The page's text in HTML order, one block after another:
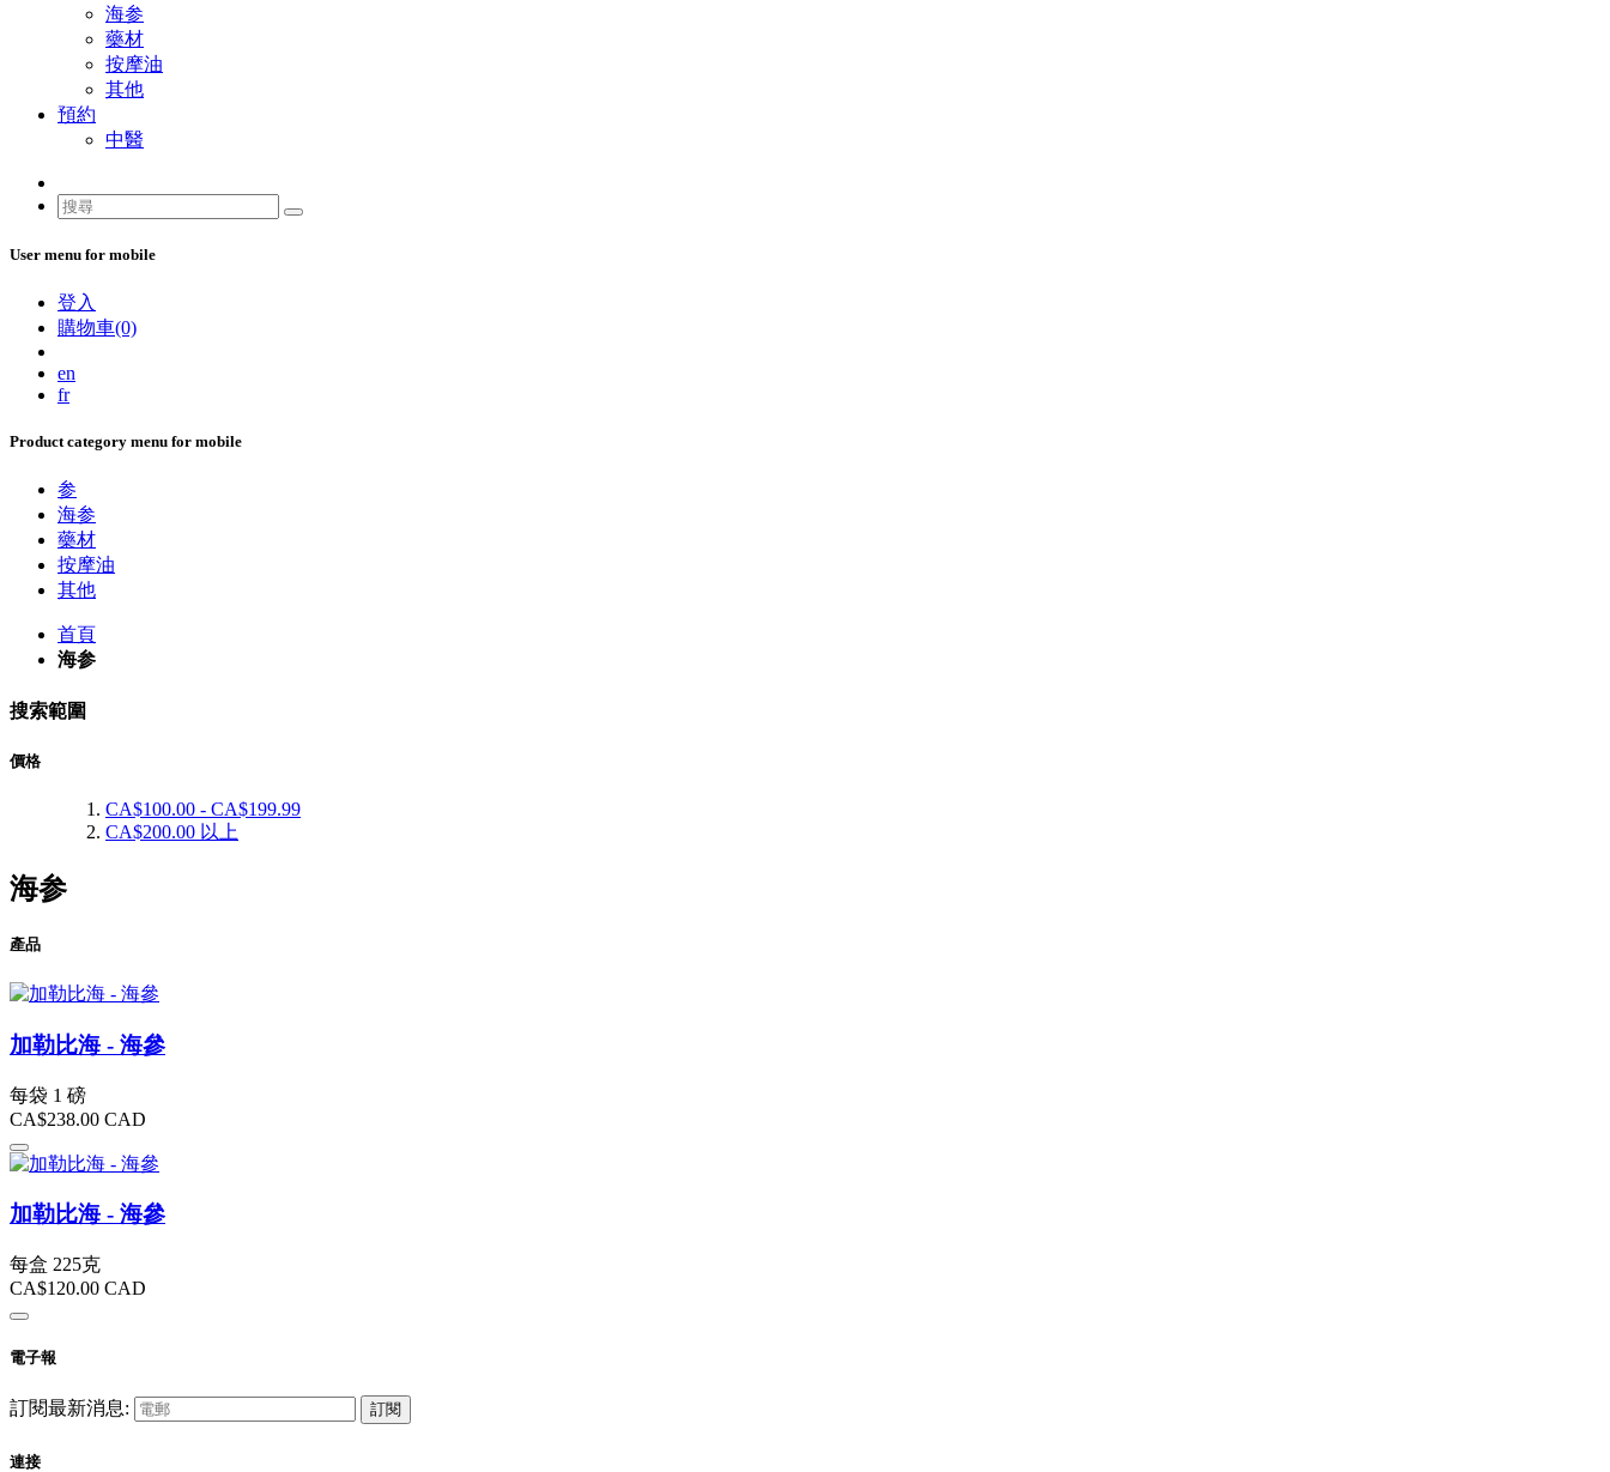
海参
藥材
按摩油
其他
預約
中醫
User menu for mobile
登入
購物車(0)
en
fr
Product category menu for mobile
参
海参
藥材
按摩油
其他
首頁
海参
搜索範圍
價格
CA$100.00 - CA$199.99
CA$200.00 以上
海参
產品
加勒比海 - 海參
每袋 1 磅
CA$238.00 CAD
加勒比海 - 海參
每盒 225克
CA$120.00 CAD
電子報
訂閱最新消息: 訂閱
連接